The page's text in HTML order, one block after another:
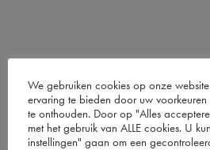
We gebruiken cookies op onze
ervaring te bieden door uw
te onthouden. Door op "Alles
met het gebruik van ALLE cookies. U
instellingen" gaan om een